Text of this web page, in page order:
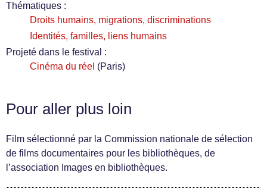
Thématiques :
Droits humains, migrations, discriminations
Identités, familles, liens humains
Projeté dans le festival :
Cinéma du réel (Paris)
Pour aller plus loin
Film sélectionné par la Commission nationale de sélection
de films documentaires pour les bibliothèques, de
l’association Images en bibliothèques.